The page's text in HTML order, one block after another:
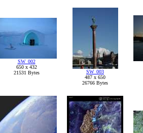
SW_002
650 x 432
21531 Bytes
SW_003
487 x 650
26766 Bytes